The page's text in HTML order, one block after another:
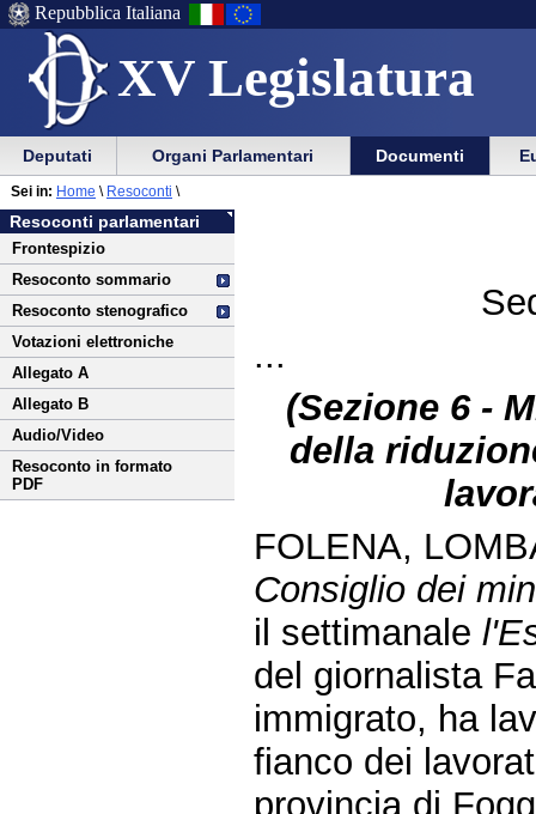
XV Legislatura
Menu
di
ausilio
alla
navigazione
Vai
Menu
di
navigazione
principale
Repubblica Italiana
Menu
di
navigazione
principale
Vai
menu
di
sezione
Deputati Organi Parlamentari Documenti
Vai
al
contenuto
Resoconti parlamentari
Frontespizio
Resoconto sommario
Resoconto stenografico
Votazioni elettroniche
Allegato A
Allegato B
Audio/Video
Resoconto in formato
PDF
Sei in: Home \ Resoconti \
...
(Sezione 6 -
della
FOLENA,
Consiglio dei
il settimanale
del giornalista
immigrato, ha
fianco dei
provincia di